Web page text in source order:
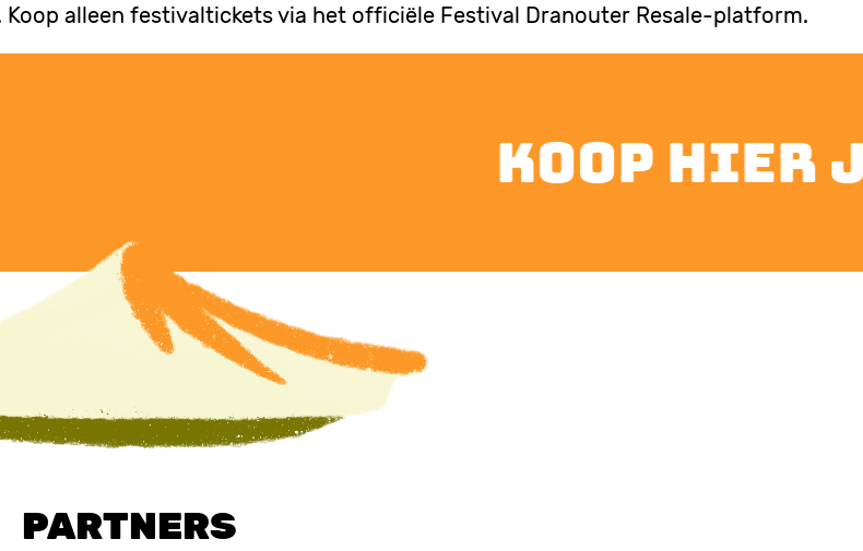
alleen festivaltickets via het officiële Festival Dranouter Resale-platform.
koop hier
PARTNERS